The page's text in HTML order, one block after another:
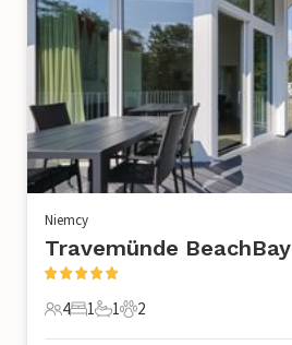
Niemcy
Travemünde BeachBay
4 Goście
4
1 Sypialnia
1
1 Łazienka
1
2 Zwierzęta domowe
2